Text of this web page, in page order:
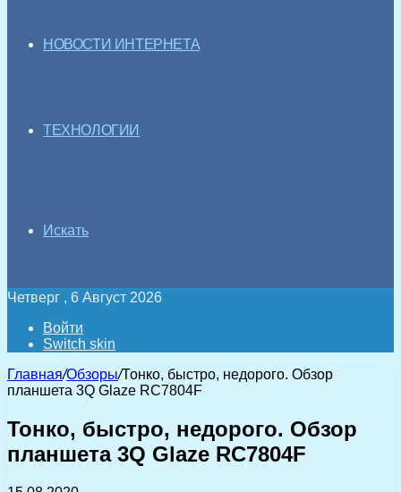
НОВОСТИ ИНТЕРНЕТА
ТЕХНОЛОГИИ
Искать
Четверг , 6 Август 2026
Войти
Switch skin
Главная/Обзоры/Тонко, быстро, недорого. Обзор
планшета 3Q Glaze RC7804F
Тонко, быстро, недорого. Обзор
планшета 3Q Glaze RC7804F